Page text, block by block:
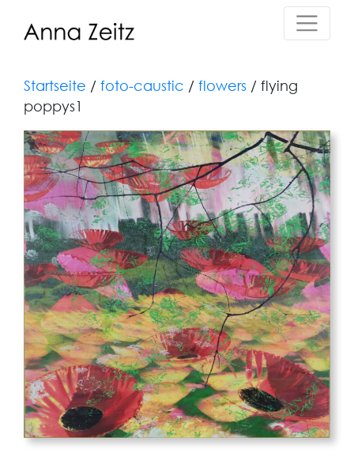
Startseite / foto-caustic / flowers / flying
poppys1